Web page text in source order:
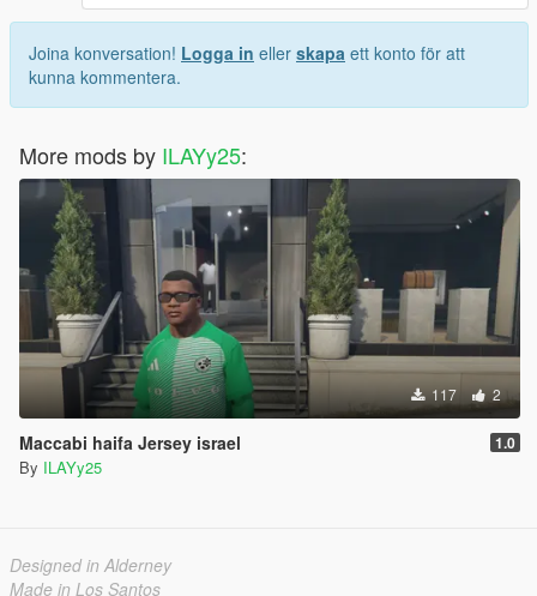
Joina konversation! Logga in eller skapa ett konto för att
kunna kommentera.
More mods by ILAYy25:
117 2
Maccabi haifa Jersey israel 1.0
By ILAYy25
Designed in Alderney
Made in Los Santos